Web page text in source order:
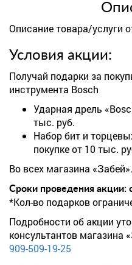
Описание товара/услуги
Условия акции:
Получай подарки за
инструмента Bosch
Ударная дрель
тыс. руб.
Набор бит и
покупке от 10 тыс.
Во всех магазина «Забей».
Сроки проведения акции:
*Кол-во подарков
Подробности об акции
консультантов магазина
909-509-19-25